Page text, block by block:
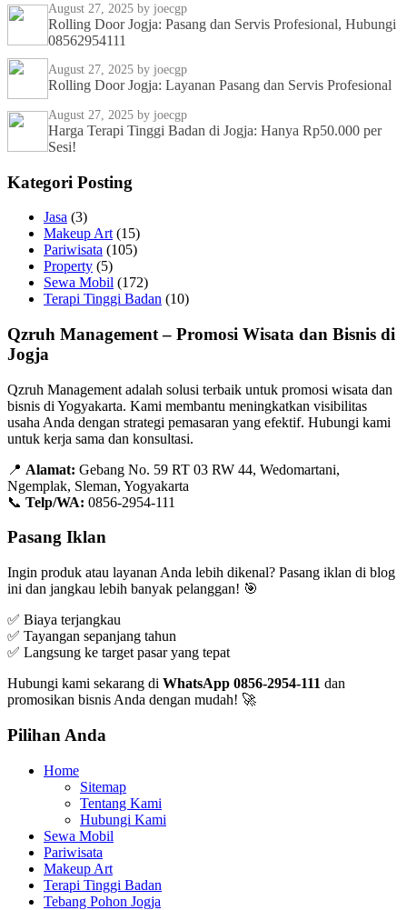
August 27, 2025 by joecgp
Rolling Door Jogja: Pasang dan Servis Profesional, Hubungi
08562954111
August 27, 2025 by joecgp
Rolling Door Jogja: Layanan Pasang dan Servis Profesional
August 27, 2025 by joecgp
Harga Terapi Tinggi Badan di Jogja: Hanya Rp50.000 per
Sesi!
Kategori Posting
Jasa (3)
Makeup Art (15)
Pariwisata (105)
Property (5)
Sewa Mobil (172)
Terapi Tinggi Badan (10)
Qzruh Management – Promosi Wisata dan Bisnis di
Jogja
Qzruh Management adalah solusi terbaik untuk promosi wisata dan
bisnis di Yogyakarta. Kami membantu meningkatkan visibilitas
usaha Anda dengan strategi pemasaran yang efektif. Hubungi kami
untuk kerja sama dan konsultasi.
📍 Alamat: Gebang No. 59 RT 03 RW 44, Wedomartani,
Ngemplak, Sleman, Yogyakarta
📞 Telp/WA: 0856-2954-111
Pasang Iklan
Ingin produk atau layanan Anda lebih dikenal? Pasang iklan di blog
ini dan jangkau lebih banyak pelanggan! 🎯
✅ Biaya terjangkau
✅ Tayangan sepanjang tahun
✅ Langsung ke target pasar yang tepat
Hubungi kami sekarang di WhatsApp 0856-2954-111 dan
promosikan bisnis Anda dengan mudah! 🚀
Pilihan Anda
Home
Sitemap
Tentang Kami
Hubungi Kami
Sewa Mobil
Pariwisata
Makeup Art
Terapi Tinggi Badan
Tebang Pohon Jogja